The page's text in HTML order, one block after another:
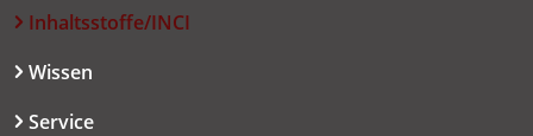
Inhaltsstoffe/INCI
Wissen
Service